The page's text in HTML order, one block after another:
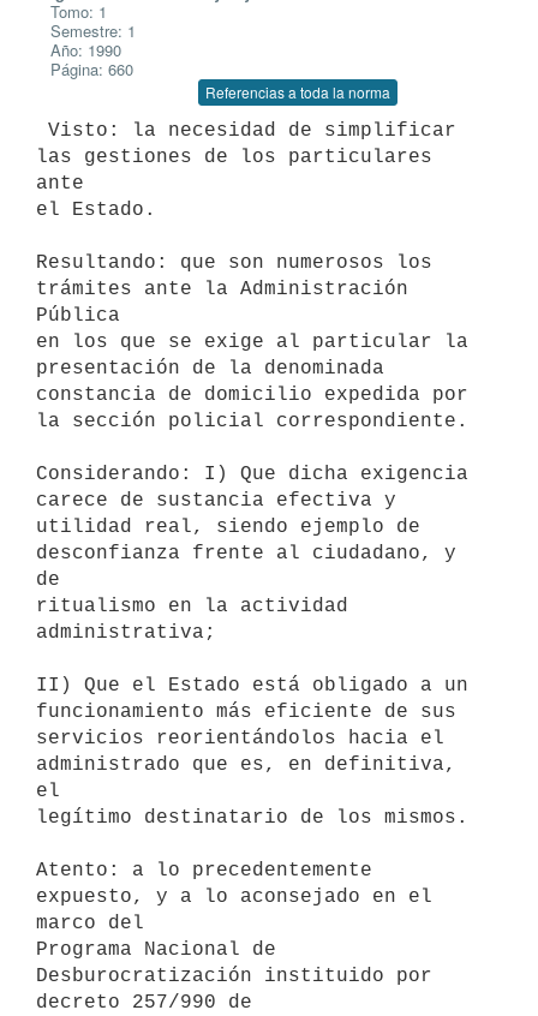
Tomo: 1
Semestre: 1
Año: 1990
Página: 660
Referencias a toda la norma
las gestiones de los particulares
ante
el Estado.
Resultando: que son numerosos los
trámites ante la Administración
Pública
en los que se exige al particular la
presentación de la denominada
constancia de domicilio expedida por
la sección policial correspondiente.
Considerando: I) Que dicha exigencia
carece de sustancia efectiva y
utilidad real, siendo ejemplo de
desconfianza frente al ciudadano, y
de
ritualismo en la actividad
administrativa;
II) Que el Estado está obligado a un
funcionamiento más eficiente de sus
servicios reorientándolos hacia el
administrado que es, en definitiva,
el
legítimo destinatario de los mismos.
Atento: a lo precedentemente
expuesto, y a lo aconsejado en el
marco del
Programa Nacional de
Desburocratización instituido por
decreto 257/990 de